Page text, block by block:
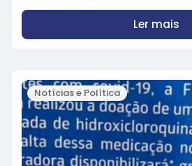
Ler mais
Notícias e Política